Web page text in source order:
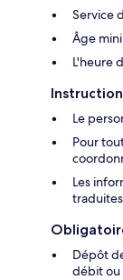
Service
Âge
L'heure
Le
Pour
Les
Dépôt
débit ou